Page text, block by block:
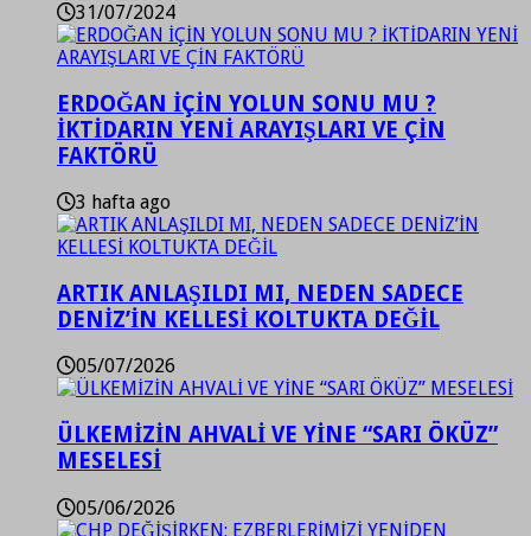
31/07/2024
ERDOĞAN İÇİN YOLUN SONU MU ?
İKTİDARIN YENİ ARAYIŞLARI VE ÇİN
FAKTÖRÜ
3 hafta ago
ARTIK ANLAŞILDI MI, NEDEN SADECE
DENİZ’İN KELLESİ KOLTUKTA DEĞİL
05/07/2026
ÜLKEMİZİN AHVALİ VE YİNE “SARI ÖKÜZ”
MESELESİ
05/06/2026